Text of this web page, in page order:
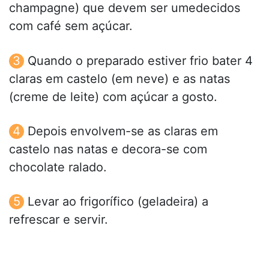
champagne) que devem ser umedecidos
com café sem açúcar.
Quando o preparado estiver frio bater 4
claras em castelo (em neve) e as natas
(creme de leite) com açúcar a gosto.
Depois envolvem-se as claras em
castelo nas natas e decora-se com
chocolate ralado.
Levar ao frigorífico (geladeira) a
refrescar e servir.